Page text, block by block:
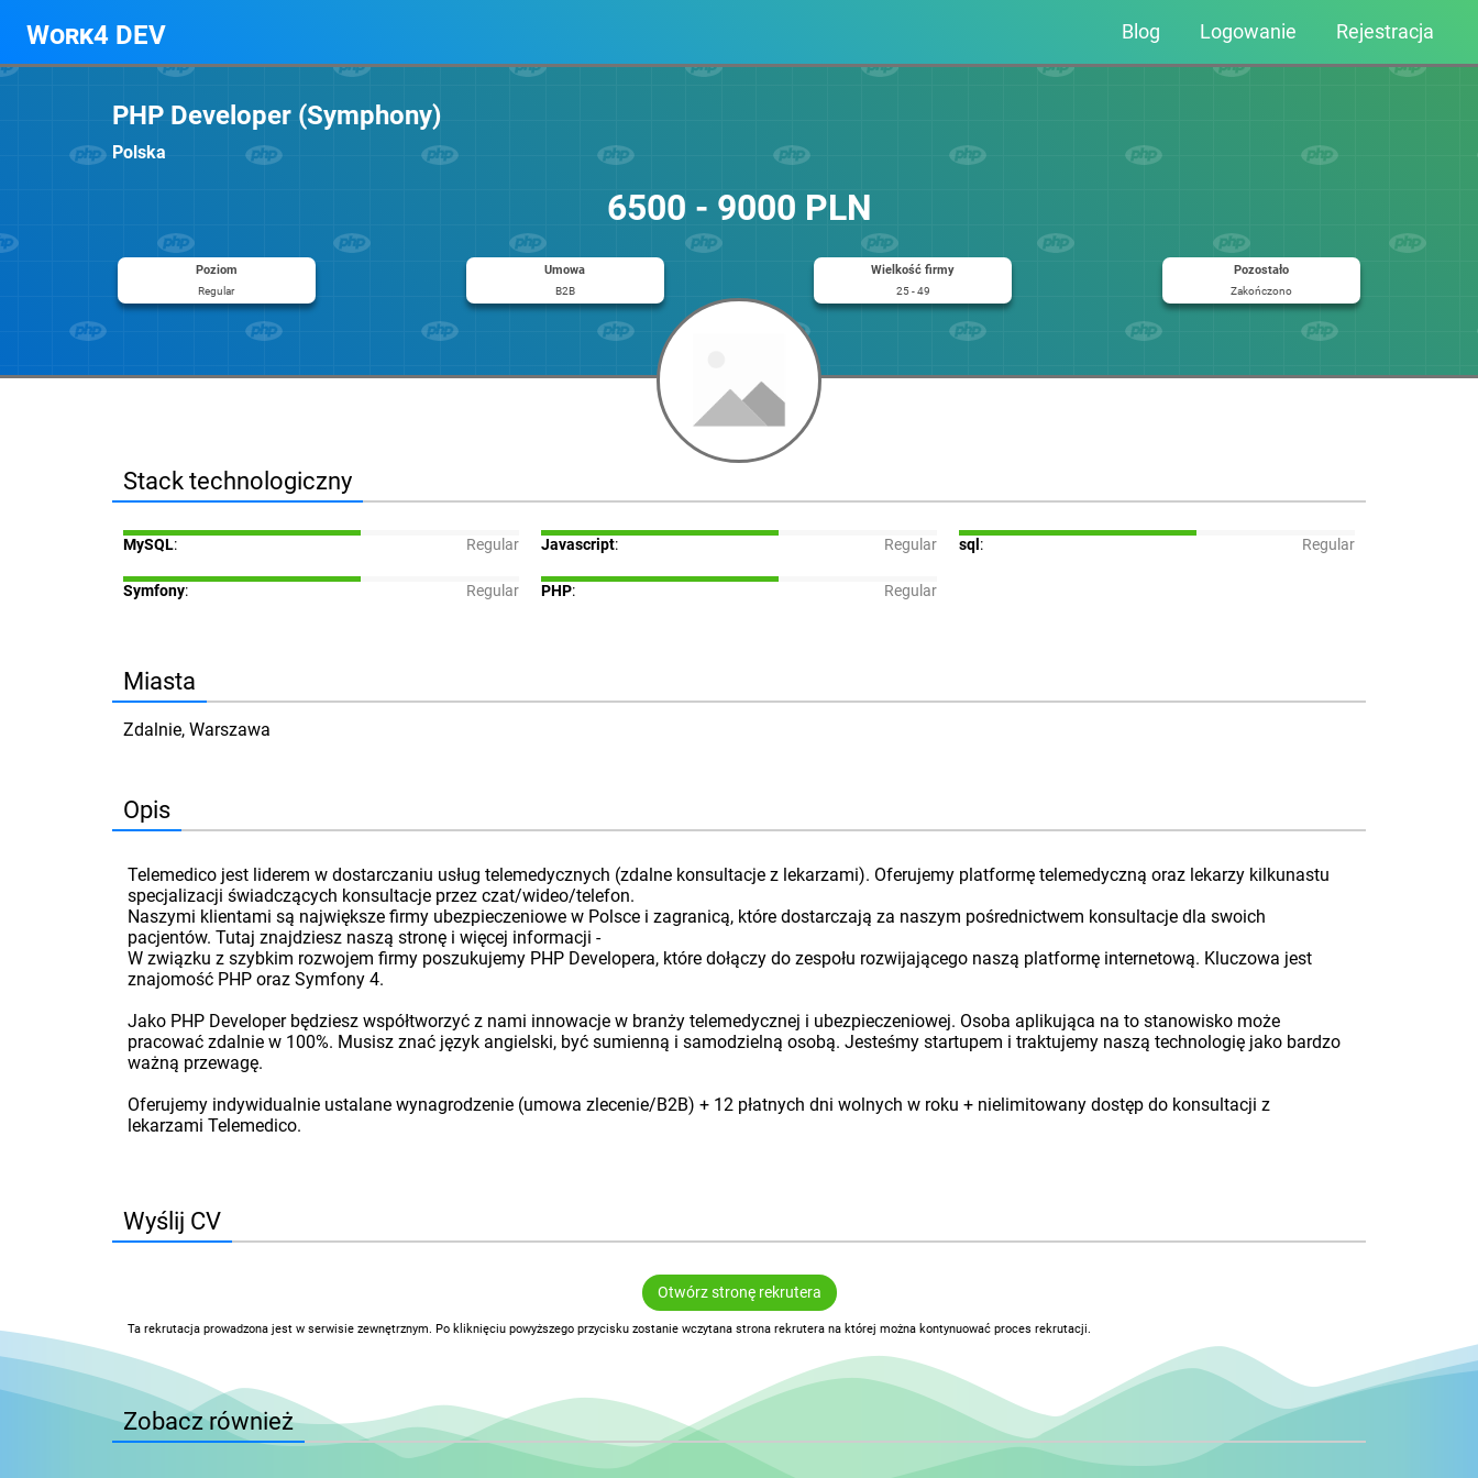
Work4 DEV Blog Logowanie Rejestracja
PHP Developer (Symphony)
Polska
6500 - 9000 PLN
Poziom
Regular
Umowa
B2B
Wielkość firmy
25 - 49
Pozostało
Zakończono
Stack technologiczny
MySQL: Regular Javascript: Regular sql : Regular
Symfony: Regular PHP: Regular
Miasta
Zdalnie, Warszawa
Opis
Telemedico jest liderem w dostarczaniu usług telemedycznych (zdalne konsultacje z lekarzami). Oferujemy platformę telemedyczną oraz lekarzy kilkunastu
specjalizacji świadczących konsultacje przez czat/wideo/telefon.
Naszymi klientami są największe firmy ubezpieczeniowe w Polsce i zagranicą, które dostarczają za naszym pośrednictwem konsultacje dla swoich
pacjentów. Tutaj znajdziesz naszą stronę i więcej informacji -
W związku z szybkim rozwojem firmy poszukujemy PHP Developera, które dołączy do zespołu rozwijającego naszą platformę internetową. Kluczowa jest
znajomość PHP oraz Symfony 4.
Jako PHP Developer będziesz współtworzyć z nami innowacje w branży telemedycznej i ubezpieczeniowej. Osoba aplikująca na to stanowisko może
pracować zdalnie w 100%. Musisz znać język angielski, być sumienną i samodzielną osobą. Jesteśmy startupem i traktujemy naszą technologię jako bardzo
ważną przewagę.
Oferujemy indywidualnie ustalane wynagrodzenie (umowa zlecenie/B2B) + 12 płatnych dni wolnych w roku + nielimitowany dostęp do konsultacji z
lekarzami Telemedico.
Wyślij CV
Otwórz stronę rekrutera
Ta rekrutacja prowadzona jest w serwisie zewnętrznym. Po kliknięciu powyższego przycisku zostanie wczytana strona rekrutera na której można kontynuować proces rekrutacji.
Zobacz również